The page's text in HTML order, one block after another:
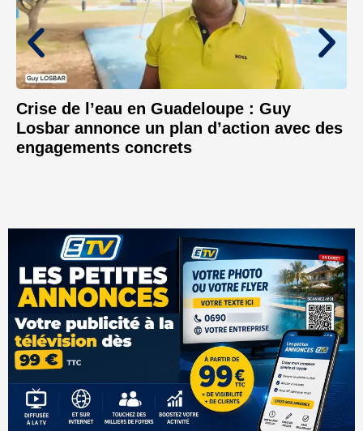
Crise de l’eau en Guadeloupe : Guy
Losbar annonce un plan d’action avec des
engagements concrets